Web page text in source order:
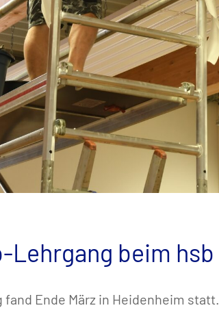
Lehrgang beim hsb
Ende März in Heidenheim statt.